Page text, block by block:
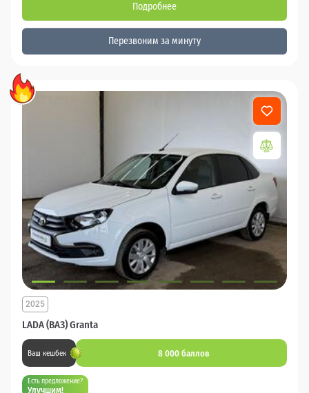
Подробнее
Перезвоним за минуту
LADA (ВАЗ) Granta
2025
Ваш кешбек 8 000 баллов
Есть предложение?
Улучшим!